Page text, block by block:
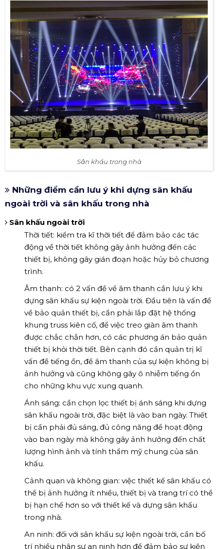
Sân khấu trong nhà
Những điểm cần lưu ý khi dựng sân khấu
ngoài trời và sân khấu trong nhà
Sân khấu ngoài trời
Thời tiết: kiểm tra kĩ thời tiết để đảm bảo các tác
động về thời tiết không gây ảnh hưởng đến các
thiết bị, không gây gián đoạn hoặc hủy bỏ chương
trình.
Âm thanh: có 2 vấn đề về âm thanh cần lưu ý khi
dựng sân khấu sự kiện ngoài trời. Đầu tiên là vấn đề
về bảo quản thiết bị, cần phải lắp đặt hệ thống
khung truss kiên cố, để việc treo giàn âm thanh
được chắc chắn hơn, có các phương án bảo quản
thiết bị khỏi thời tiết. Bên cạnh đó cần quản trị kĩ
vấn đề tiếng ồn, để âm thanh của sự kiện không bị
ảnh hưởng và cũng không gây ô nhiễm tiếng ồn
cho những khu vực xung quanh.
Ánh sáng: cần chọn lọc thiết bị ánh sáng khi dựng
sân khấu ngoài trời, đặc biệt là vào ban ngày. Thiết
bị cần phải đủ sáng, đủ công năng để hoạt động
vào ban ngày mà không gây ảnh hưởng đến chất
lượng hình ảnh và tính thẩm mỹ chung của sân
khấu.
Cảnh quan và không gian: việc thiết kế sân khấu có
thể bị ảnh hưởng ít nhiều, thiết bị và trang trí có thể
bị hạn chế hơn so với thiết kế và dựng sân khấu
trong nhà.
An ninh: đối với sân khấu sự kiện ngoài trời, cần bố
trí nhiều nhân sự an ninh hơn để đảm bảo sự kiện